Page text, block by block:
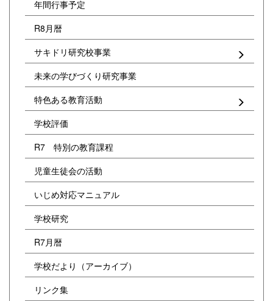
年間行事予定
R8月暦
サキドリ研究校事業
未来の学びづくり研究事業
特色ある教育活動
学校評価
R7 特別の教育課程
児童生徒会の活動
いじめ対応マニュアル
学校研究
R7月暦
学校だより（アーカイブ）
リンク集